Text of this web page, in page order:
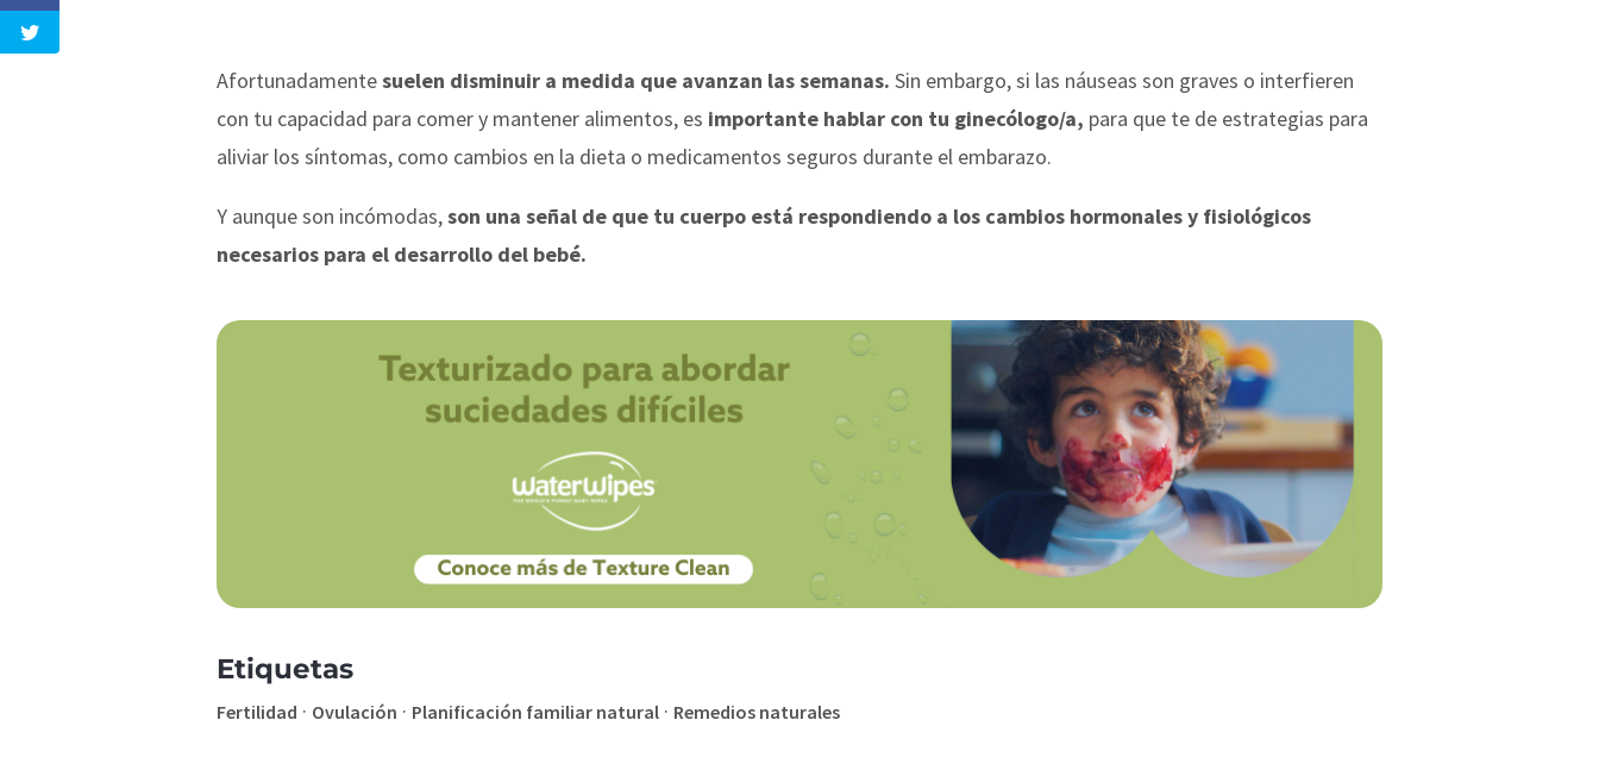
Afortunadamentesuelen disminuir a medida que avanzan las semanas. Sin embargo, si las náuseas son graves o interfieren
con tu capacidad para comer y mantener alimentos, es importante hablar con tu ginecólogo/a, para que te de estrategias para
aliviar los síntomas, como cambios en la dieta o medicamentos seguros durante el embarazo.
Y aunque son incómodas,son una señal de que tu cuerpo está respondiendo a los cambios hormonales y fisiológicos
necesarios para el desarrollo del bebé.
Etiquetas
Fertilidad · Ovulación · Planificación familiar natural · Remedios naturales